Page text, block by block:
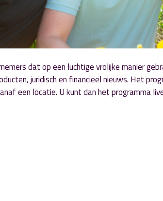
dat op een luchtige vrolijke manier
juridisch en financieel nieuws. Het
een locatie. U kunt dan het programma